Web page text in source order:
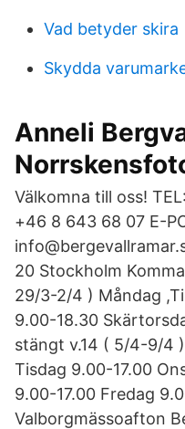
Vad betyder skira
Skydda
Anneli
Välkomna till oss!
+46 8 643 68 07 E-
20 Stockholm
29/3-2/4 ) Måndag
9.00-18.30
stängt v.14 ( 5/4-9/4
Tisdag 9.00-17.00
9.00-17.00 Fredag
Valborgmässoafton